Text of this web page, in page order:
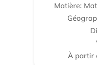
Matière:
À partir